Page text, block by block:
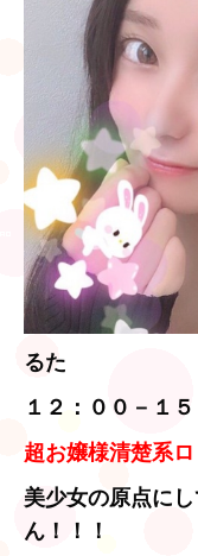
るた
１２：００－１
超お嬢様清楚系
美少女の原点に
ん！！！